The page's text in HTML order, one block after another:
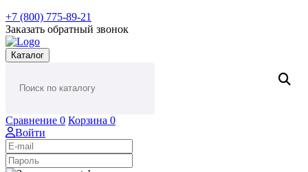
+7 (800) 775-89-21
Заказать обратный звонок
Каталог
Сравнение 0 Корзина 0
Войти